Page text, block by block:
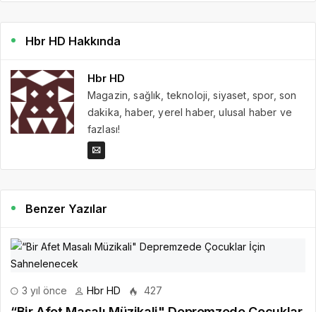
Hbr HD Hakkında
Hbr HD
Magazin, sağlık, teknoloji, siyaset, spor, son
dakika, haber, yerel haber, ulusal haber ve
fazlası!
Benzer Yazılar
3 yıl önce Hbr HD 427